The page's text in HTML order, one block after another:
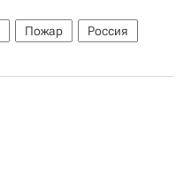
Пожар
Россия